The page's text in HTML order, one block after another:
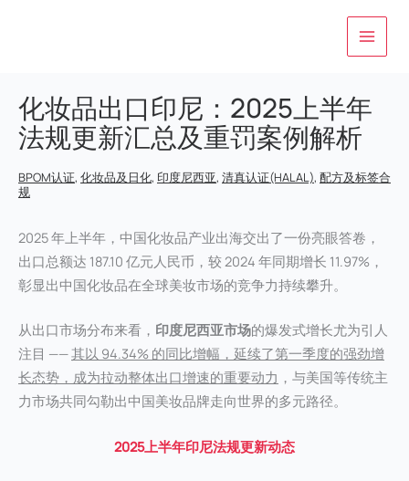
化妆品出口印尼：2025上半年
法规更新汇总及重罚案例解析
BPOM认证, 化妆品及日化, 印度尼西亚, 清真认证(HALAL), 配方及标签合
规
2025 年上半年，中国化妆品产业出海交出了一份亮眼答卷，
出口总额达 187.10 亿元人民币，较 2024 年同期增长 11.97%，
彰显出中国化妆品在全球美妆市场的竞争力持续攀升。
从出口市场分布来看， 印度尼西亚市场的爆发式增长尤为引人
注目 ——其以 94.34% 的同比增幅，延续了第一季度的强劲增
长态势，成为拉动整体出口增速的重要动力 ，与美国等传统主
力市场共同勾勒出中国美妆品牌走向世界的多元路径。
2025上半年印尼法规更新动态